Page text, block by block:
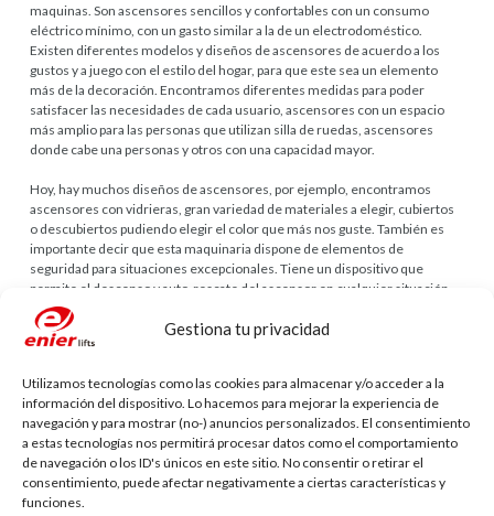
Gestiona tu privacidad
Utilizamos tecnologías como las cookies para almacenar y/o acceder a la
información del dispositivo. Lo hacemos para mejorar la experiencia de
navegación y para mostrar (no-) anuncios personalizados. El consentimiento
a estas tecnologías nos permitirá procesar datos como el comportamiento
de navegación o los ID's únicos en este sitio. No consentir o retirar el
consentimiento, puede afectar negativamente a ciertas características y
funciones.
maquinas. Son ascensores sencillos y confortables con un consumo
eléctrico mínimo, con un gasto similar a la de un electrodoméstico.
Existen diferentes modelos y diseños de ascensores de acuerdo a los
gustos y a juego con el estilo del hogar, para que este sea un elemento
más de la decoración. Encontramos diferentes medidas para poder
satisfacer las necesidades de cada usuario, ascensores con un espacio
más amplio para las personas que utilizan silla de ruedas, ascensores
donde cabe una personas y otros con una capacidad mayor.
Hoy, hay muchos diseños de ascensores, por ejemplo, encontramos
ascensores con vidrieras, gran variedad de materiales a elegir, cubiertos
o descubiertos pudiendo elegir el color que más nos guste. También es
importante decir que esta maquinaria dispone de elementos de
seguridad para situaciones excepcionales. Tiene un dispositivo que
permite el descenso y auto-rescate del ascensor en cualquier situación.
Una vez instalado el ascensor, los gastos de mantenimiento son mínimos.
Implantar un ascensor en nuestra casa aumenta la calidad de vida de las
seguridad de las personas con problemas de movilidad, ya que se deja de
correr un peligro diario enfrentándose a los diferentes desniveles del
hogar. También es una buena solución para no tener que cargar con las
maletas o muebles varios por las escalera y sin duda una buena inversión
de futuro. Cuando uno se hace mayor o padece un accidente no tiene
porque cambiar su vida por problemas de movilidad y accesibilidad en su
propia casa. Ahora con los ascensores unifamiliares, de facil instalación,